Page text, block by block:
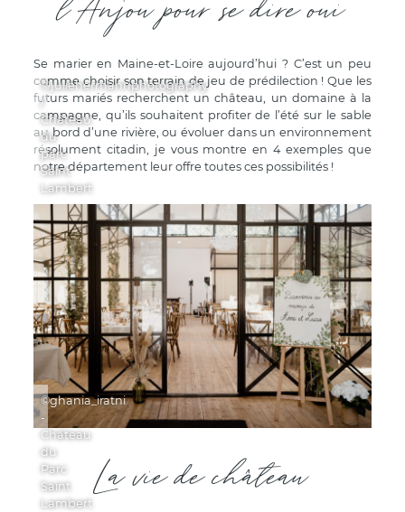
l'Anjou pour se dire oui
Se marier en Maine-et-Loire aujourd’hui ? C’est un peu
comme choisir son terrain de jeu de prédilection ! Que les
futurs mariés recherchent un château, un domaine à la
campagne, qu’ils souhaitent profiter de l’été sur le sable
au bord d’une rivière, ou évoluer dans un environnement
résolument citadin, je vous montre en 4 exemples que
notre département leur offre toutes ces possibilités !
©juliehermannphotography
/
Château
du
parc
Saint
Lambert
La vie de château
©ghania_iratni
-
Château
du
Parc
Saint
Lambert